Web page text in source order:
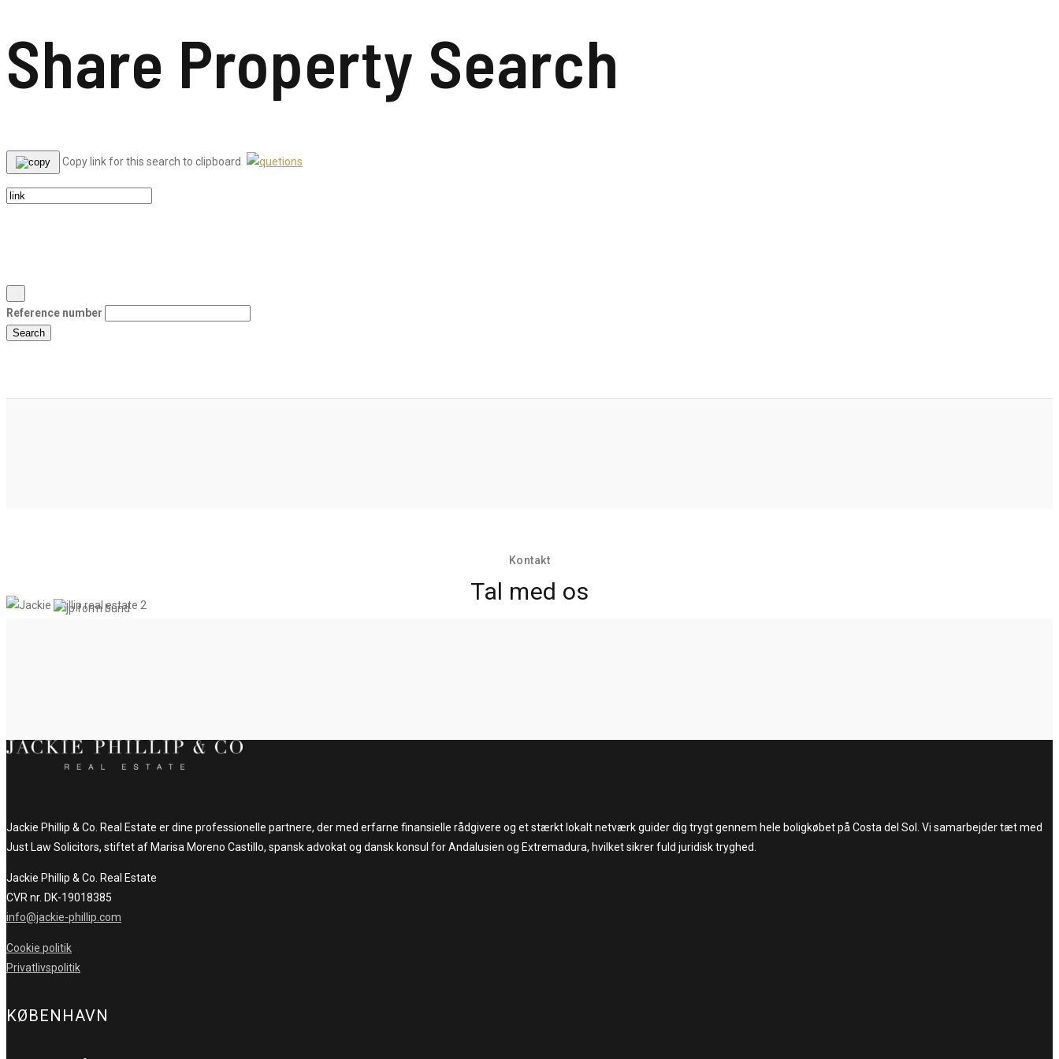
Share Property Search
Copy link for this search to clipboard
Reference number
Search
Kontakt
Tal med os
Jackie Phillip & Co. Real Estate er dine professionelle partnere, der med erfarne finansielle rådgivere og et stærkt lokalt netværk guider dig trygt gennem hele boligkøbet på Costa del Sol. Vi samarbejder tæt med
Just Law Solicitors, stiftet af Marisa Moreno Castillo, spansk advokat og dansk konsul for Andalusien og Extremadura, hvilket sikrer fuld juridisk tryghed.
Jackie Phillip & Co. Real Estate
CVR nr. DK-19018385
info@jackie-phillip.com
Cookie politik
Privatlivspolitik
KØBENHAVN